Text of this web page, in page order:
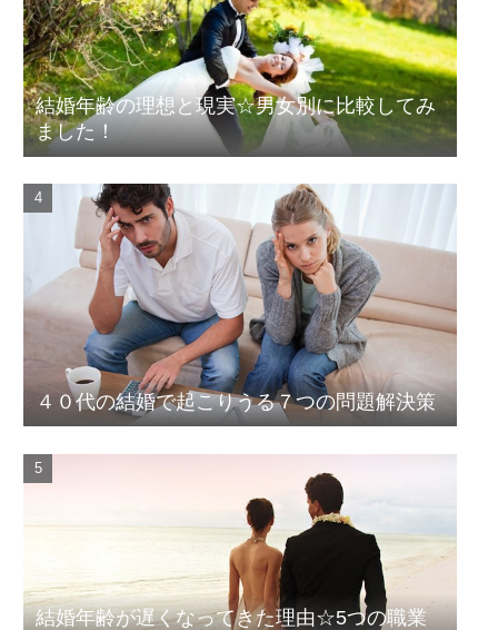
結婚年齢の理想と現実☆男女別に比較してみ
ました！
４０代の結婚で起こりうる７つの問題解決策
結婚年齢が遅くなってきた理由☆5つの職業